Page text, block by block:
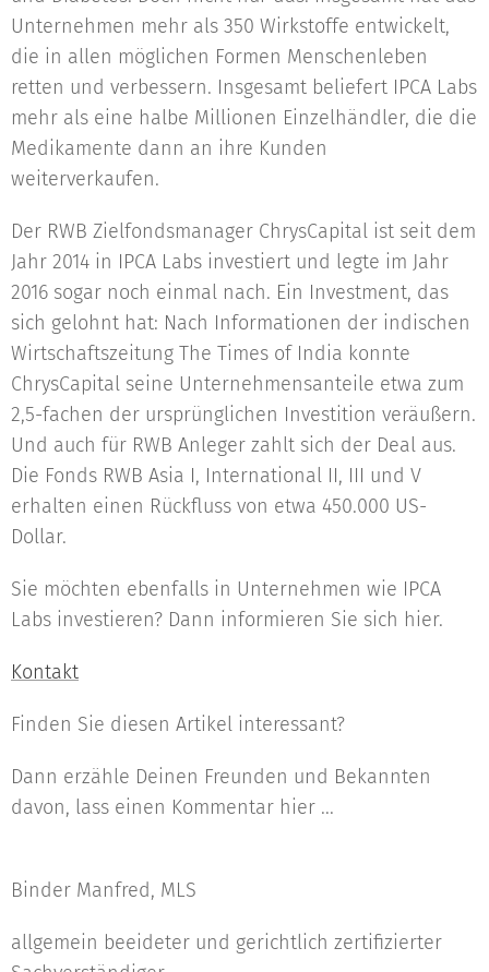
Unternehmen mehr als 350 Wirkstoffe entwickelt,
die in allen möglichen Formen Menschenleben
retten und verbessern. Insgesamt beliefert IPCA Labs
mehr als eine halbe Millionen Einzelhändler, die die
Medikamente dann an ihre Kunden
weiterverkaufen.
Der RWB Zielfondsmanager ChrysCapital ist seit dem
Jahr 2014 in IPCA Labs investiert und legte im Jahr
2016 sogar noch einmal nach. Ein Investment, das
sich gelohnt hat: Nach Informationen der indischen
Wirtschaftszeitung The Times of India konnte
ChrysCapital seine Unternehmensanteile etwa zum
2,5-fachen der ursprünglichen Investition veräußern.
Und auch für RWB Anleger zahlt sich der Deal aus.
Die Fonds RWB Asia I, International II, III und V
erhalten einen Rückfluss von etwa 450.000 US-
Dollar.
Sie möchten ebenfalls in Unternehmen wie IPCA
Labs investieren? Dann informieren Sie sich hier.
Kontakt
Finden Sie diesen Artikel interessant?
Dann erzähle Deinen Freunden und Bekannten
davon, lass einen Kommentar hier ...
Binder Manfred, MLS
allgemein beeideter und gerichtlich zertifizierter